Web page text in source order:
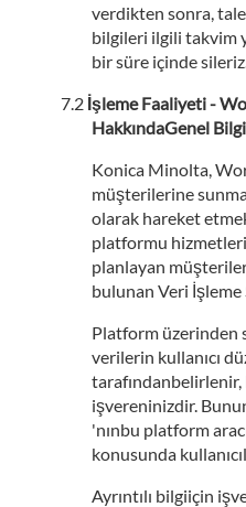
verdikten sonra,
bilgileri ilgili takvim
bir süre içinde
İşleme Faaliyeti -
HakkındaGenel
Konica Minolta,
müşterilerine
olarak hareket
platformu
planlayan
bulunan Veri İşleme
Platform üzerinden
verilerin kullanıcı
işvereninizdir.
'nınbu platform
konusunda
Ayrıntılı bilgiiçin